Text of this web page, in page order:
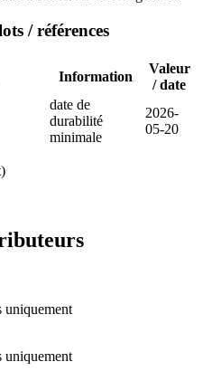
/ références
Information
Valeur
/ date
date de
durabilité
minimale
2026-
05-20
uniquement
uniquement